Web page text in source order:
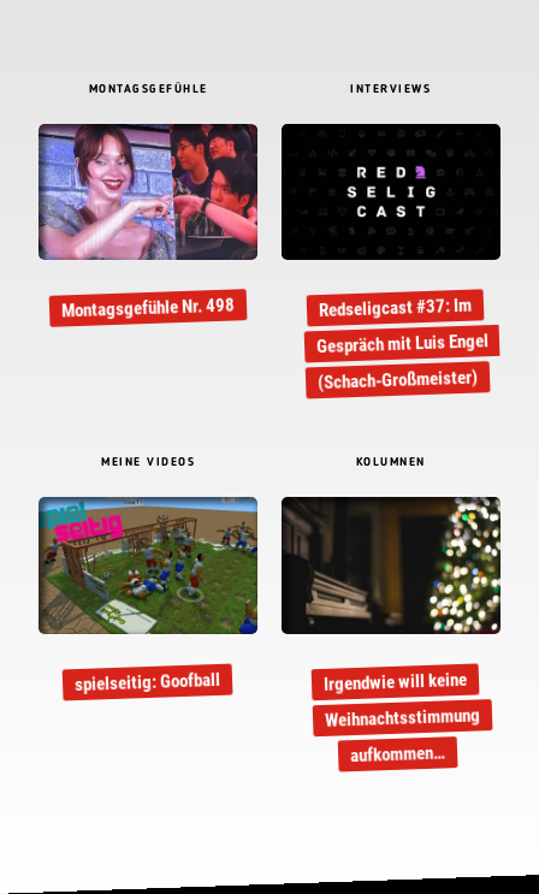
MONTAGSGEFÜHLE
Montagsgefühle Nr. 498
INTERVIEWS
Redseligcast #37: Im
Gespräch mit Luis Engel
(Schach-Großmeister)
MEINE VIDEOS
spielseitig: Goofball
KOLUMNEN
Irgendwie will keine
Weihnachtsstimmung
aufkommen…